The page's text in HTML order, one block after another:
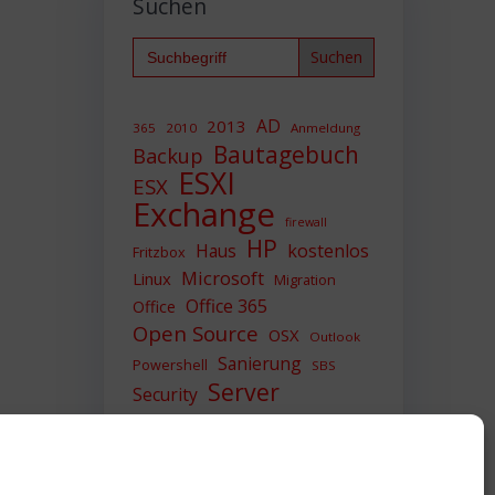
Suchen
Search
for:
365 2010 2013 AD Anmeldung
Backup Bautagebuch
ESX ESXI
Exchange firewall
Fritzbox Haus HP kostenlos
Linux Microsoft Migration
Office Office 365
Open Source OSX Outlook
Powershell Sanierung SBS
Security Server
Sicherheit SIEM